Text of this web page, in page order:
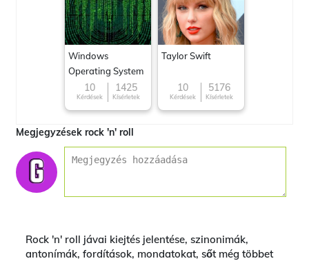
Windows
Operating System
10
Kérdések
1425
Kísérletek
Taylor Swift
10
Kérdések
5176
Kísérletek
Megjegyzések rock 'n' roll
Rock 'n' roll jávai kiejtés jelentése, szinonimák,
antonímák, fordítások, mondatokat, sőt még többet